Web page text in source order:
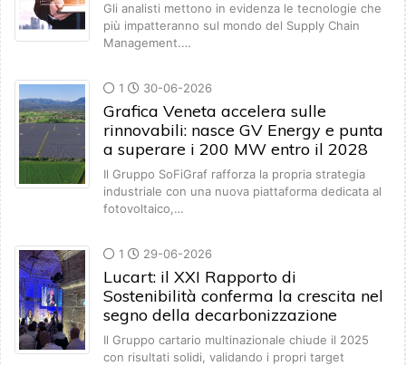
Gli analisti mettono in evidenza le tecnologie che
più impatteranno sul mondo del Supply Chain
Management.…
1 30-06-2026
Grafica Veneta accelera sulle
rinnovabili: nasce GV Energy e punta
a superare i 200 MW entro il 2028
Il Gruppo SoFiGraf rafforza la propria strategia
industriale con una nuova piattaforma dedicata al
fotovoltaico,…
1 29-06-2026
Lucart: il XXI Rapporto di
Sostenibilità conferma la crescita nel
segno della decarbonizzazione
Il Gruppo cartario multinazionale chiude il 2025
con risultati solidi, validando i propri target